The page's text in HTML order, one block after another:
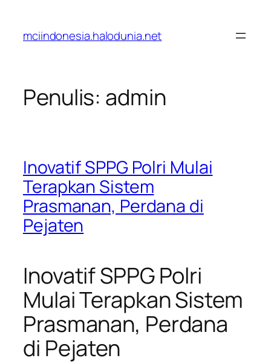
konten
mciindonesia.halodunia.net
Penulis: admin
Inovatif SPPG Polri Mulai
Terapkan Sistem
Prasmanan, Perdana di
Pejaten
Inovatif SPPG Polri
Mulai Terapkan Sistem
Prasmanan, Perdana
di Pejaten